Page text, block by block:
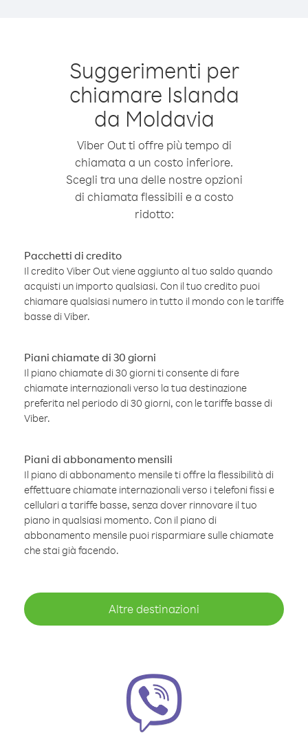
Suggerimenti per
chiamare Islanda
da Moldavia
Viber Out ti offre più tempo di
chiamata a un costo inferiore.
Scegli tra una delle nostre opzioni
di chiamata flessibili e a costo
ridotto:
Pacchetti di credito
Il credito Viber Out viene aggiunto al tuo saldo quando
acquisti un importo qualsiasi. Con il tuo credito puoi
chiamare qualsiasi numero in tutto il mondo con le tariffe
basse di Viber.
Piani chiamate di 30 giorni
Il piano chiamate di 30 giorni ti consente di fare
chiamate internazionali verso la tua destinazione
preferita nel periodo di 30 giorni, con le tariffe basse di
Viber.
Piani di abbonamento mensili
Il piano di abbonamento mensile ti offre la flessibilità di
effettuare chiamate internazionali verso i telefoni fissi e
cellulari a tariffe basse, senza dover rinnovare il tuo
piano in qualsiasi momento. Con il piano di
abbonamento mensile puoi risparmiare sulle chiamate
che stai già facendo.
Altre destinazioni